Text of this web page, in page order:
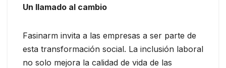
Un llamado al cambio
Fasinarm invita a las empresas a ser parte de
esta transformación social. La inclusión laboral
no solo mejora la calidad de vida de las